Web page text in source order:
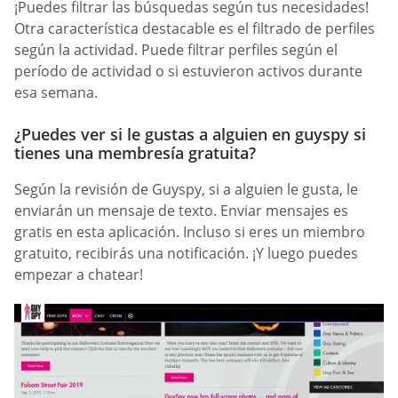
¡Puedes filtrar las búsquedas según tus necesidades!
Otra característica destacable es el filtrado de perfiles
según la actividad. Puede filtrar perfiles según el
período de actividad o si estuvieron activos durante
esa semana.
¿Puedes ver si le gustas a alguien en guyspy si
tienes una membresía gratuita?
Según la revisión de Guyspy, si a alguien le gusta, le
enviarán un mensaje de texto. Enviar mensajes es
gratis en esta aplicación. Incluso si eres un miembro
gratuito, recibirás una notificación. ¡Y luego puedes
empezar a chatear!